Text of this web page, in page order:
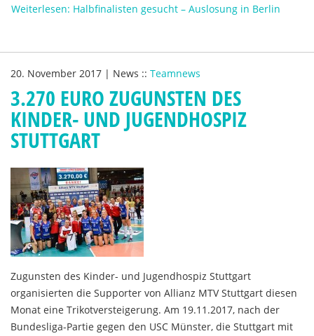
Weiterlesen: Halbfinalisten gesucht – Auslosung in Berlin
20. November 2017 | News :: Teamnews
3.270 EURO ZUGUNSTEN DES
KINDER- UND JUGENDHOSPIZ
STUTTGART
Zugunsten des Kinder- und Jugendhospiz Stuttgart
organisierten die Supporter von Allianz MTV Stuttgart diesen
Monat eine Trikotversteigerung. Am 19.11.2017, nach der
Bundesliga-Partie gegen den USC Münster, die Stuttgart mit